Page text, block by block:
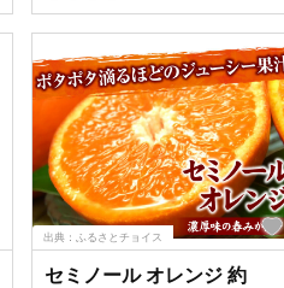
出典：ふるさとチョイス
セミノール オレンジ 約